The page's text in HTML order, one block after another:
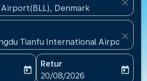
Denmark
close
Tianfu International
close
date-aria-label
today
Retur
fc-booking-return-date-
20/08/2026
today